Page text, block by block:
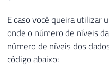
E caso você queira utilizar
onde o número de níveis
número de níveis dos
código abaixo: